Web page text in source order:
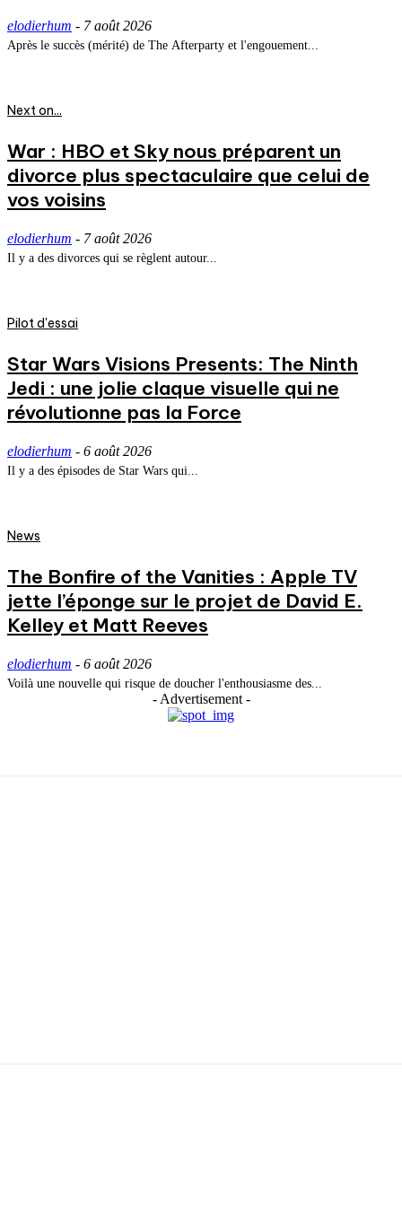
elodierhum - 7 août 2026
Après le succès (mérité) de The Afterparty et l'engouement...
Next on...
War : HBO et Sky nous préparent un
divorce plus spectaculaire que celui de
vos voisins
elodierhum - 7 août 2026
Il y a des divorces qui se règlent autour...
Pilot d'essai
Star Wars Visions Presents: The Ninth
Jedi : une jolie claque visuelle qui ne
révolutionne pas la Force
elodierhum - 6 août 2026
Il y a des épisodes de Star Wars qui...
News
The Bonfire of the Vanities : Apple TV
jette l’éponge sur le projet de David E.
Kelley et Matt Reeves
elodierhum - 6 août 2026
Voilà une nouvelle qui risque de doucher l'enthousiasme des...
- Advertisement -